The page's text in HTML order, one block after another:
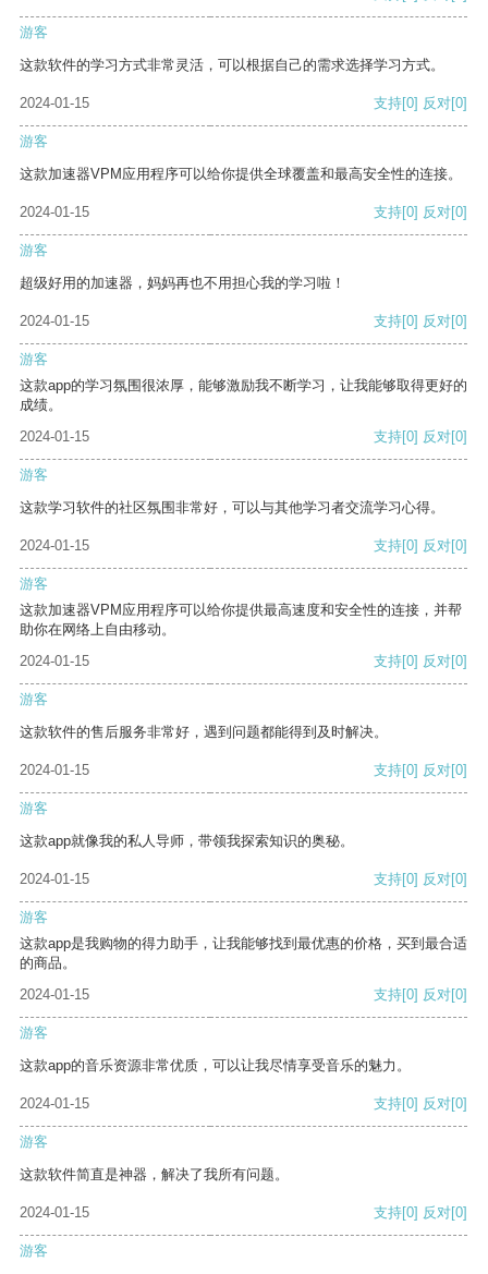
游客
这款软件的学习方式非常灵活，可以根据自己的需求选择学习方式。
2024-01-15 支持[0] 反对[0]
游客
这款加速器VPM应用程序可以给你提供全球覆盖和最高安全性的连接。
2024-01-15 支持[0] 反对[0]
游客
超级好用的加速器，妈妈再也不用担心我的学习啦！
2024-01-15 支持[0] 反对[0]
游客
这款app的学习氛围很浓厚，能够激励我不断学习，让我能够取得更好的
成绩。
2024-01-15
支持[0] 反对[0]
游客
这款学习软件的社区氛围非常好，可以与其他学习者交流学习心得。
2024-01-15 支持[0] 反对[0]
游客
这款加速器VPM应用程序可以给你提供最高速度和安全性的连接，并帮
助你在网络上自由移动。
2024-01-15
支持[0] 反对[0]
游客
这款软件的售后服务非常好，遇到问题都能得到及时解决。
2024-01-15 支持[0] 反对[0]
游客
这款app就像我的私人导师，带领我探索知识的奥秘。
2024-01-15 支持[0] 反对[0]
游客
这款app是我购物的得力助手，让我能够找到最优惠的价格，买到最合适
的商品。
2024-01-15
支持[0] 反对[0]
游客
这款app的音乐资源非常优质，可以让我尽情享受音乐的魅力。
2024-01-15 支持[0] 反对[0]
游客
这款软件简直是神器，解决了我所有问题。
2024-01-15 支持[0] 反对[0]
游客